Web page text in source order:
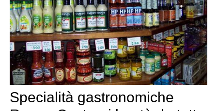
Specialità gastronomiche